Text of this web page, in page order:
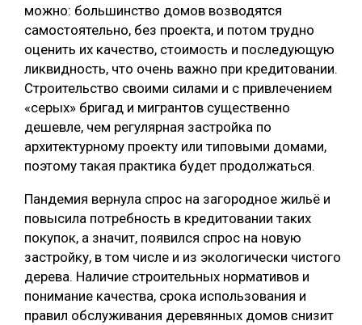
можно: большинство домов возводятся
самостоятельно, без проекта, и потом трудно
оценить их качество, стоимость и последующую
ликвидность, что очень важно при кредитовании.
Строительство своими силами и с привлечением
«серых» бригад и мигрантов существенно
дешевле, чем регулярная застройка по
архитектурному проекту или типовыми домами,
поэтому такая практика будет продолжаться.
Пандемия вернула спрос на загородное жильё и
повысила потребность в кредитовании таких
покупок, а значит, появился спрос на новую
застройку, в том числе и из экологически чистого
дерева. Наличие строительных нормативов и
понимание качества, срока использования и
правил обслуживания деревянных домов снизит